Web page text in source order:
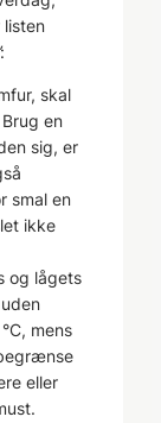
listen
:
skal
en
sig, er
smal en
ikke
og lågets
mens
eller